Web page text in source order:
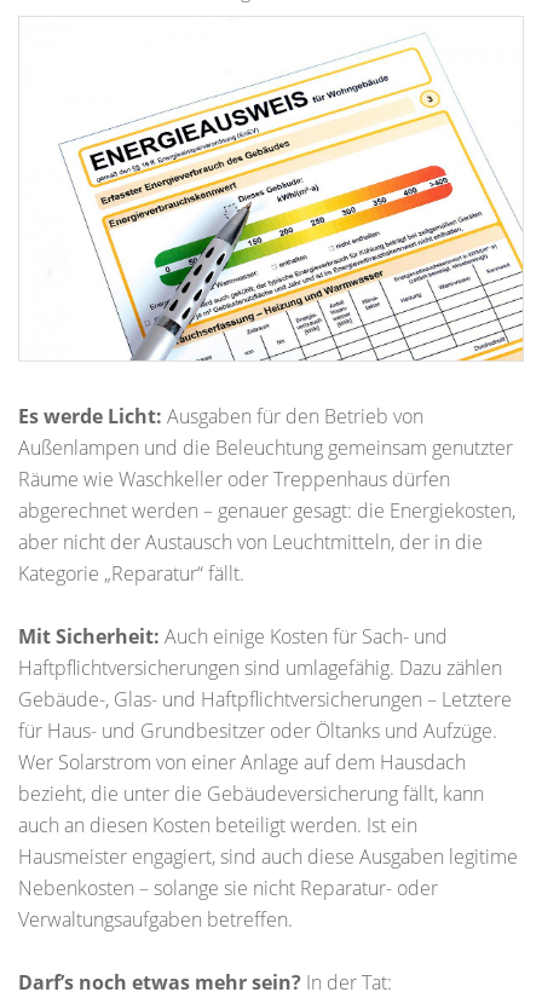
Es werde Licht: Ausgaben für den Betrieb von
Außenlampen und die Beleuchtung gemeinsam genutzter
Räume wie Waschkeller oder Treppenhaus dürfen
abgerechnet werden – genauer gesagt: die Energiekosten,
aber nicht der Austausch von Leuchtmitteln, der in die
Kategorie „Reparatur“ fällt.
Mit Sicherheit: Auch einige Kosten für Sach- und
Haftpflichtversicherungen sind umlagefähig. Dazu zählen
Gebäude-, Glas- und Haftpflichtversicherungen – Letztere
für Haus- und Grundbesitzer oder Öltanks und Aufzüge.
Wer Solarstrom von einer Anlage auf dem Hausdach
bezieht, die unter die Gebäudeversicherung fällt, kann
auch an diesen Kosten beteiligt werden. Ist ein
Hausmeister engagiert, sind auch diese Ausgaben legitime
Nebenkosten – solange sie nicht Reparatur- oder
Verwaltungsaufgaben betreffen.
Darf’s noch etwas mehr sein? In der Tat: